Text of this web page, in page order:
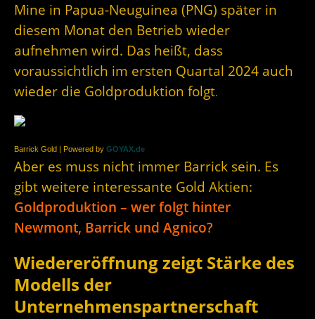
Mine in Papua-Neuguinea (PNG) später in
diesem Monat den Betrieb wieder
aufnehmen wird. Das heißt, dass
voraussichtlich im ersten Quartal 2024 auch
wieder die Goldproduktion folgt.
Barrick Gold | Powered by GOYAX.de
Aber es muss nicht immer Barrick sein. Es
gibt weitere interessante Gold Aktien:
Goldproduktion – wer folgt hinter
Newmont, Barrick und Agnico?
Wiedereröffnung zeigt Stärke des
Modells der
Unternehmenspartnerschaft